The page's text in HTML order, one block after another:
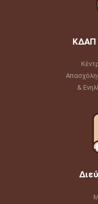
ΚΔΑΠ
&